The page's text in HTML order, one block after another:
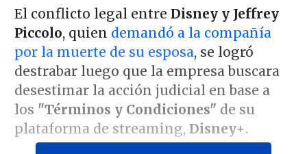
El conflicto legal entre Disney y Jeffrey
Piccolo, quien demandó a la compañía
por la muerte de su esposa, se logró
destrabar luego que la empresa buscara
desestimar la acción judicial en base a
los "Términos y Condiciones" de su
plataforma de streaming, Disney+.